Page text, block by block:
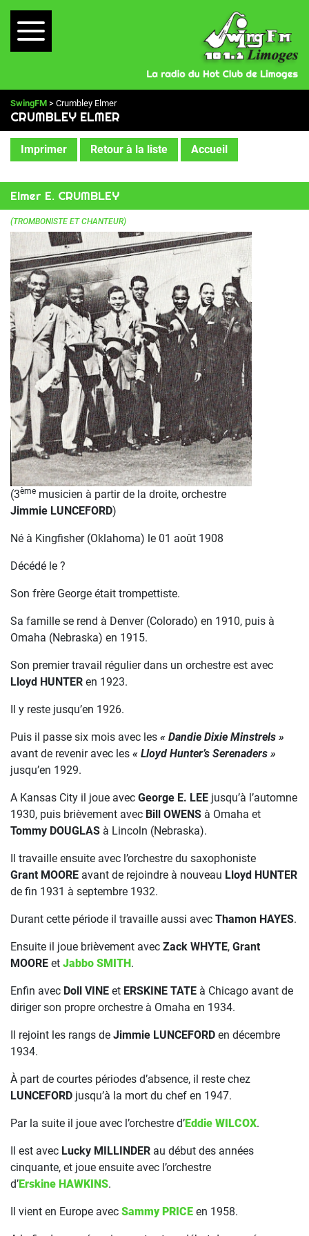
SwingFM > Crumbley Elmer
CRUMBLEY ELMER
Imprimer Retour à la liste Accueil
Elmer E. CRUMBLEY
(TROMBONISTE ET CHANTEUR)
(3ème musicien à partir de la droite, orchestre
Jimmie LUNCEFORD)
Né à Kingfisher (Oklahoma) le 01 août 1908
Décédé le ?
Son frère George était trompettiste.
Sa famille se rend à Denver (Colorado) en 1910, puis à
Omaha (Nebraska) en 1915.
Son premier travail régulier dans un orchestre est avec
Lloyd HUNTER en 1923.
Il y reste jusqu’en 1926.
Puis il passe six mois avec les « Dandie Dixie Minstrels »
avant de revenir avec les « Lloyd Hunter’s Serenaders »
jusqu’en 1929.
A Kansas City il joue avec George E. LEE jusqu’à l’automne
1930, puis brièvement avec Bill OWENS à Omaha et
Tommy DOUGLAS à Lincoln (Nebraska).
Il travaille ensuite avec l’orchestre du saxophoniste
Grant MOORE avant de rejoindre à nouveau Lloyd HUNTER
de fin 1931 à septembre 1932.
Durant cette période il travaille aussi avec Thamon HAYES.
Ensuite il joue brièvement avec Zack WHYTE, Grant
MOORE et Jabbo SMITH .
Enfin avec Doll VINE et ERSKINE TATE à Chicago avant de
diriger son propre orchestre à Omaha en 1934.
Il rejoint les rangs de Jimmie LUNCEFORD en décembre
1934.
À part de courtes périodes d’absence, il reste chez
LUNCEFORD jusqu’à la mort du chef en 1947.
Par la suite il joue avec l’orchestre d’Eddie WILCOX.
Il est avec Lucky MILLINDER au début des années
cinquante, et joue ensuite avec l’orchestre
d’Erskine HAWKINS.
Il vient en Europe avec Sammy PRICE en 1958.